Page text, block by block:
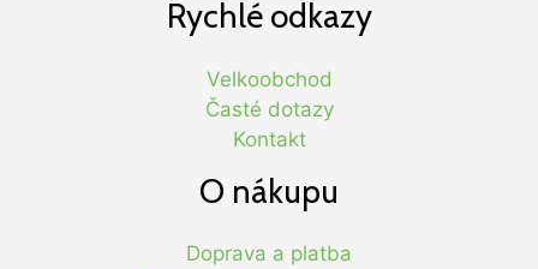
Rychlé odkazy
Velkoobchod
Časté dotazy
Kontakt
O nákupu
Doprava a platba